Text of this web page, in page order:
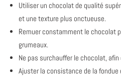
Utiliser un chocolat de qualité
et une texture plus onctueuse.
Remuer constamment le chocolat
grumeaux.
Ne pas surchauffer le chocolat,
Ajuster la consistance de la